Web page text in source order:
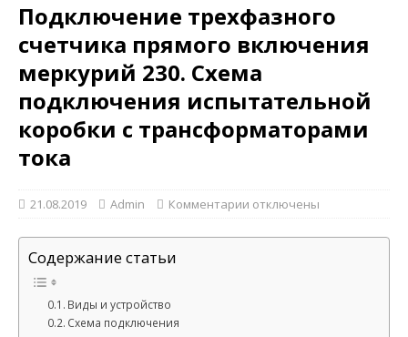
Подключение трехфазного
счетчика прямого включения
меркурий 230. Схема
подключения испытательной
коробки с трансформаторами
тока
21.08.2019 Admin Комментарии отключены
Содержание статьи
Виды и устройство
Схема подключения